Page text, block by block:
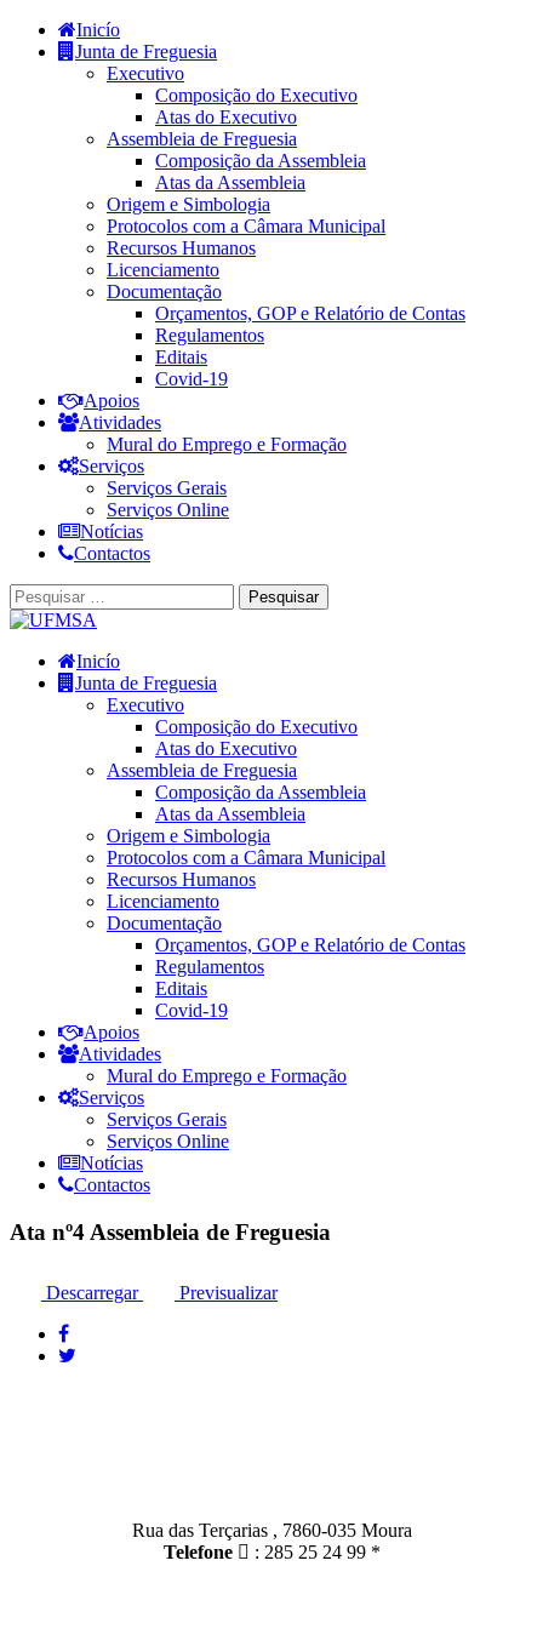
Inicío
Junta de Freguesia
Executivo
Composição do Executivo
Atas do Executivo
Assembleia de Freguesia
Composição da Assembleia
Atas da Assembleia
Origem e Simbologia
Protocolos com a Câmara Municipal
Recursos Humanos
Licenciamento
Documentação
Orçamentos, GOP e Relatório de Contas
Regulamentos
Editais
Covid-19
Apoios
Atividades
Mural do Emprego e Formação
Serviços
Serviços Gerais
Serviços Online
Notícias
Contactos
Inicío
Junta de Freguesia
Executivo
Composição do Executivo
Atas do Executivo
Assembleia de Freguesia
Composição da Assembleia
Atas da Assembleia
Origem e Simbologia
Protocolos com a Câmara Municipal
Recursos Humanos
Licenciamento
Documentação
Orçamentos, GOP e Relatório de Contas
Regulamentos
Editais
Covid-19
Apoios
Atividades
Mural do Emprego e Formação
Serviços
Serviços Gerais
Serviços Online
Notícias
Contactos
Ata nº4 Assembleia de Freguesia
Descarregar Previsualizar
Rua das Terçarias , 7860-035 Moura
Telefone
: 285 25 24 99 *